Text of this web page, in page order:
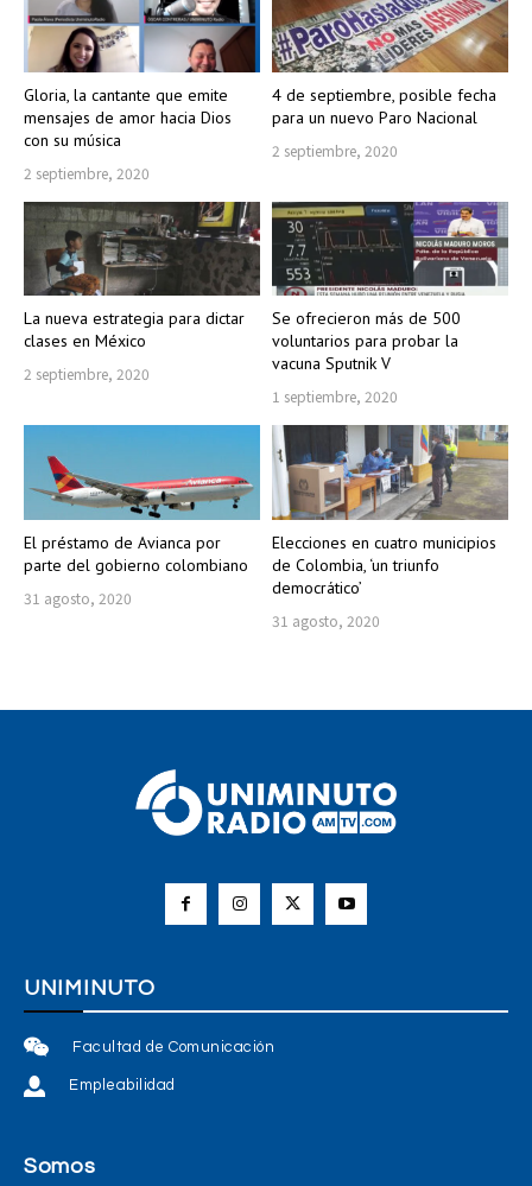
Gloria, la cantante que emite
mensajes de amor hacia Dios
con su música
2 septiembre, 2020
4 de septiembre, posible fecha
para un nuevo Paro Nacional
2 septiembre, 2020
La nueva estrategia para dictar
clases en México
2 septiembre, 2020
Se ofrecieron más de 500
voluntarios para probar la
vacuna Sputnik V
1 septiembre, 2020
El préstamo de Avianca por
parte del gobierno colombiano
31 agosto, 2020
Elecciones en cuatro municipios
de Colombia, ‘un triunfo
democrático’
31 agosto, 2020
UNIMINUTO
Facultad de Comunicación
Empleabilidad
Somos